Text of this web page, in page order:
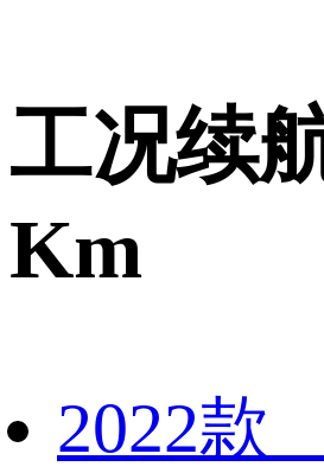
工况续
Km
2022款